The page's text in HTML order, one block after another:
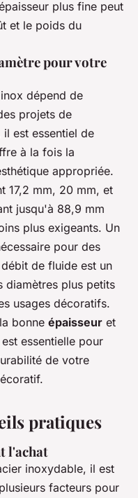
plus fine peut
et le poids du
pour votre
dépend de
projets de
est essentiel de
à la fois la
appropriée.
17,2 mm, 20 mm, et
jusqu'à 88,9 mm
plus exigeants. Un
pour des
de fluide est un
diamètres plus petits
usages décoratifs.
bonne épaisseur et
essentielle pour
de votre
pratiques
l'achat
inoxydable, il est
facteurs pour